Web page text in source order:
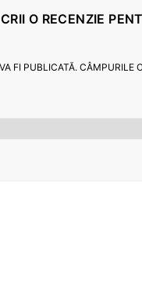
O RECENZIE
FI PUBLICATĂ. CÂMPURILE